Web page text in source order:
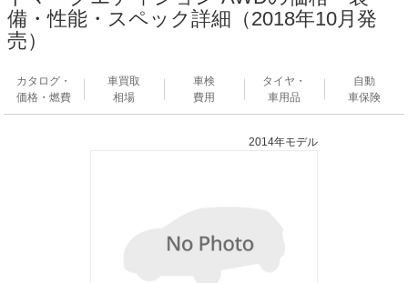
備・性能・スペック詳細（2018年10月発
売）
カタログ・
価格・燃費
車買取
相場
車検
費用
タイヤ・
車用品
自動
車保険
2014年モデル